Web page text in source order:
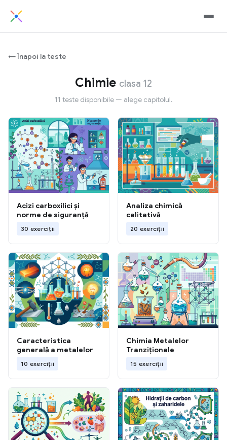
← Înapoi la teste
Chimie clasa 12
11 teste disponibile — alege capitolul.
Acizi carboxilici și
norme de siguranță
30 exerciții
Analiza chimică
calitativă
20 exerciții
Caracteristica
generală a metalelor
10 exerciții
Chimia Metalelor
Tranziționale
15 exerciții